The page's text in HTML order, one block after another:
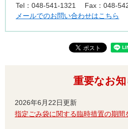
Tel：048-541-1321
Fax：048-
メールでのお問い合わせはこちら
重要なお
2026年6月22日更新
指定ごみ袋に関する臨時措置の期間